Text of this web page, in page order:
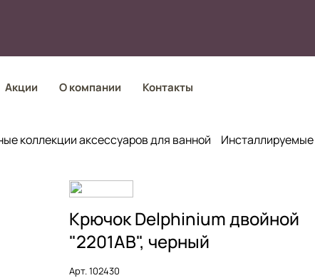
Акции О компании Контакты
коллекции аксессуаров для ванной Инсталлируемые
Крючок Delphinium двойной
"2201АВ", черный
Арт.102430